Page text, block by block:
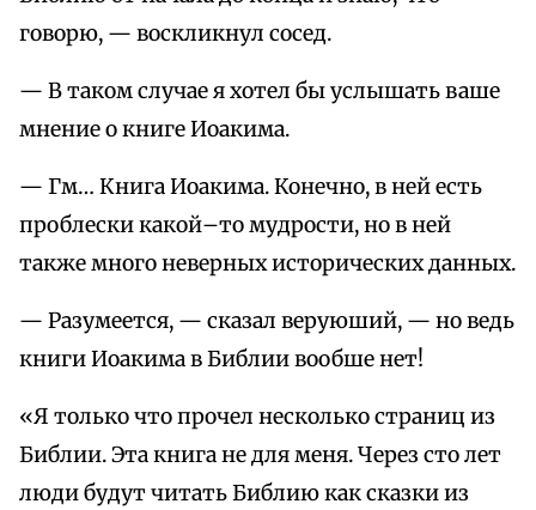
говорю, — воскликнул сосед.
— В таком случае я хотел бы услышать ваше
мнение о книге Иоакима.
— Гм… Книга Иоакима. Конечно, в ней есть
проблески какой–то мудрости, но в ней
также много неверных исторических данных.
— Разумеется, — сказал веруюший, — но ведь
книги Иоакима в Библии вообше нет!
«Я только что прочел несколько страниц из
Библии. Эта книга не для меня. Через сто лет
люди будут читать Библию как сказки из